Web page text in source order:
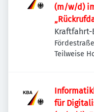
(m/w/d)
Kraftfahrt-
Teilweise
für